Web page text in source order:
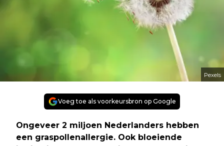
Pexels
Voeg toe als voorkeursbron op Google
Ongeveer 2 miljoen Nederlanders hebben
een graspollenallergie. Ook bloeiende